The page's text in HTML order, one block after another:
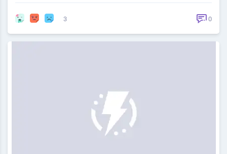
3 0